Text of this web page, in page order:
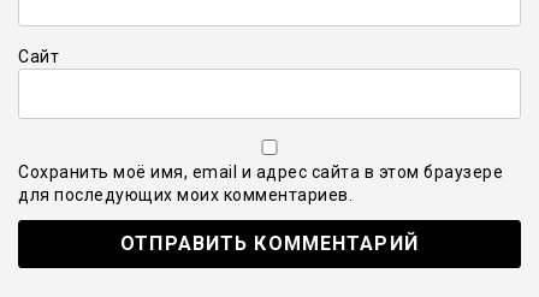
Сайт
Сохранить моё имя, email и адрес сайта в этом браузере
для последующих моих комментариев.